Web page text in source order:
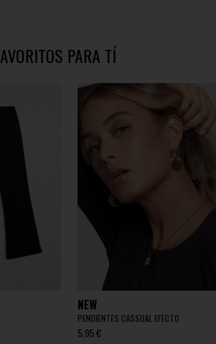
PARA TÍ
NEW
PENDIENTES CASSUAL EFECTO
5,95 €